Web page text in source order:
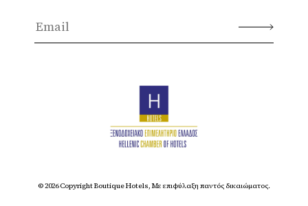
© 2026 Copyright Boutique Hotels, Με επιφύλαξη παντός δικαιώματος.